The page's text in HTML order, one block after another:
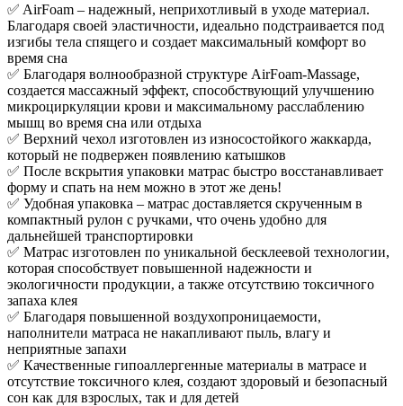
✅ AirFoam – надежный, неприхотливый в уходе материал.
Благодаря своей эластичности, идеально подстраивается под
изгибы тела спящего и создает максимальный комфорт во
время сна
✅ Благодаря волнообразной структуре AirFoam-Massage,
создается массажный эффект, способствующий улучшению
микроциркуляции крови и максимальному расслаблению
мышц во время сна или отдыха
✅ Верхний чехол изготовлен из износостойкого жаккарда,
который не подвержен появлению катышков
✅ После вскрытия упаковки матрас быстро восстанавливает
форму и спать на нем можно в этот же день!
✅ Удобная упаковка – матрас доставляется скрученным в
компактный рулон с ручками, что очень удобно для
дальнейшей транспортировки
✅ Матрас изготовлен по уникальной бесклеевой технологии,
которая способствует повышенной надежности и
экологичности продукции, а также отсутствию токсичного
запаха клея
✅ Благодаря повышенной воздухопроницаемости,
наполнители матраса не накапливают пыль, влагу и
неприятные запахи
✅ Качественные гипоаллергенные материалы в матрасе и
отсутствие токсичного клея, создают здоровый и безопасный
сон как для взрослых, так и для детей